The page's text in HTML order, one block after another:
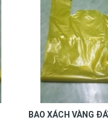
BAO XÁCH VÀNG